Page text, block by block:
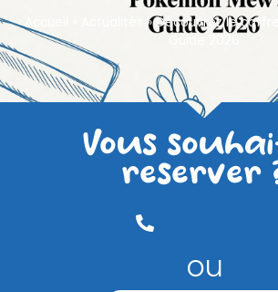
Accueil »Découvrez le
Vous
reserver
01.69.04.97.48
ou